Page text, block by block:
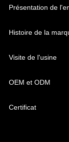
Présentation de
Histoire de la
Visite de l'usine
OEM et ODM
Certificat